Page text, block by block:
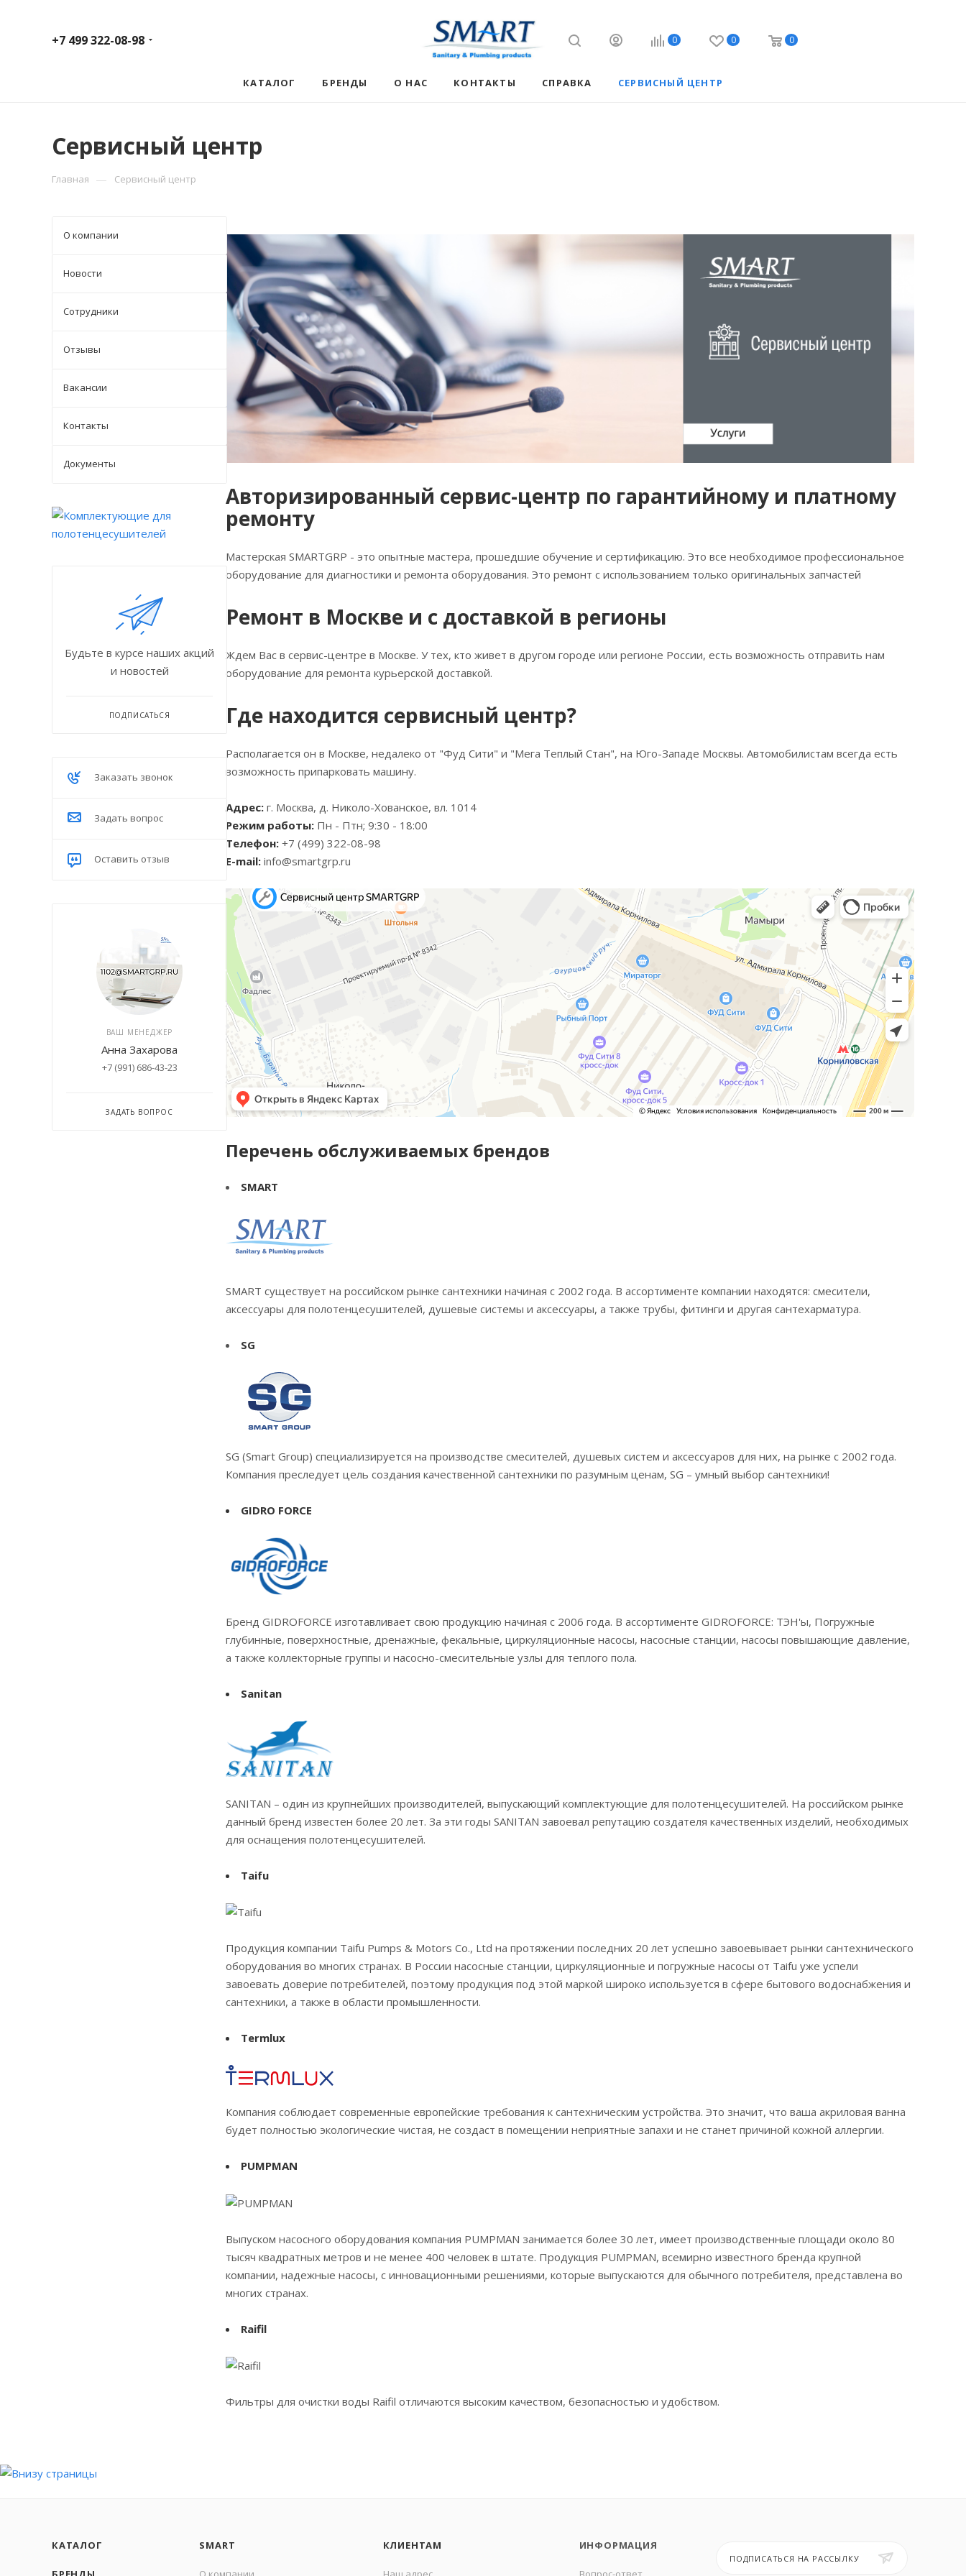
+7 499 322-08-98 0 0 0
КАТАЛОГ БРЕНДЫ О НАС КОНТАКТЫ СПРАВКА СЕРВИСНЫЙ ЦЕНТР
Сервисный центр
Главная — Сервисный центр
Авторизированный сервис-центр по гарантийному и платному
ремонту
Мастерская SMARTGRP - это опытные мастера, прошедшие обучение и сертификацию. Это все необходимое профессиональное
оборудование для диагностики и ремонта оборудования. Это ремонт с использованием только оригинальных запчастей
Ремонт в Москве и с доставкой в регионы
Ждем Вас в сервис-центре в Москве. У тех, кто живет в другом городе или регионе России, есть возможность отправить нам
оборудование для ремонта курьерской доставкой.
Где находится сервисный центр?
Располагается он в Москве, недалеко от "Фуд Сити" и "Мега Теплый Стан", на Юго-Западе Москвы. Автомобилистам всегда есть
возможность припарковать машину.
Адрес: г. Москва, д. Николо-Хованское, вл. 1014
Режим работы: Пн - Птн; 9:30 - 18:00
Телефон: +7 (499) 322-08-98
E-mail: info@smartgrp.ru
Перечень обслуживаемых брендов
SMART
SMART существует на российском рынке сантехники начиная с 2002 года. В ассортименте компании находятся: смесители,
аксессуары для полотенцесушителей, душевые системы и аксессуары, а также трубы, фитинги и другая сантехарматура.
SG
SG (Smart Group) специализируется на производстве смесителей, душевых систем и аксессуаров для них, на рынке с 2002 года.
Компания преследует цель создания качественной сантехники по разумным ценам, SG – умный выбор сантехники!
GIDRO FORCE
Бренд GIDROFORCE изготавливает свою продукцию начиная с 2006 года. В ассортименте GIDROFORCE: ТЭН'ы, Погружные
глубинные, поверхностные, дренажные, фекальные, циркуляционные насосы, насосные станции, насосы повышающие давление,
а также коллекторные группы и насосно-смесительные узлы для теплого пола.
Sanitan
SANITAN – один из крупнейших производителей, выпускающий комплектующие для полотенцесушителей. На российском рынке
данный бренд известен более 20 лет. За эти годы SANITAN завоевал репутацию создателя качественных изделий, необходимых
для оснащения полотенцесушителей.
Taifu
Продукция компании Taifu Pumps & Motors Co., Ltd на протяжении последних 20 лет успешно завоевывает рынки сантехнического
оборудования во многих странах. В России насосные станции, циркуляционные и погружные насосы от Taifu уже успели
завоевать доверие потребителей, поэтому продукция под этой маркой широко используется в сфере бытового водоснабжения и
сантехники, а также в области промышленности.
Termlux
Компания соблюдает современные европейские требования к сантехническим устройства. Это значит, что ваша акриловая ванна
будет полностью экологические чистая, не создаст в помещении неприятные запахи и не станет причиной кожной аллергии.
PUMPMAN
Выпуском насосного оборудования компания PUMPMAN занимается более 30 лет, имеет производственные площади около 80
тысяч квадратных метров и не менее 400 человек в штате. Продукция PUMPMAN, всемирно известного бренда крупной
компании, надежные насосы, с инновационными решениями, которые выпускаются для обычного потребителя, представлена во
многих странах.
Raifil
Фильтры для очистки воды Raifil отличаются высоким качеством, безопасностью и удобством.
О компании
Новости
Сотрудники
Отзывы
Вакансии
Контакты
Документы
Будьте в курсе наших акций
и новостей
ПОДПИСАТЬСЯ
Заказать звонок
Задать вопрос
Оставить отзыв
ВАШ МЕНЕДЖЕР
Анна Захарова
+7 (991) 686-43-23
ЗАДАТЬ ВОПРОС
КАТАЛОГ SMART КЛИЕНТАМ ИНФОРМАЦИЯ
ПОДПИСАТЬСЯ НА РАССЫЛКУ